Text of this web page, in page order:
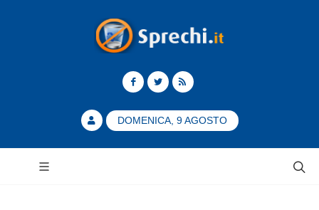
DOMENICA, 9 AGOSTO